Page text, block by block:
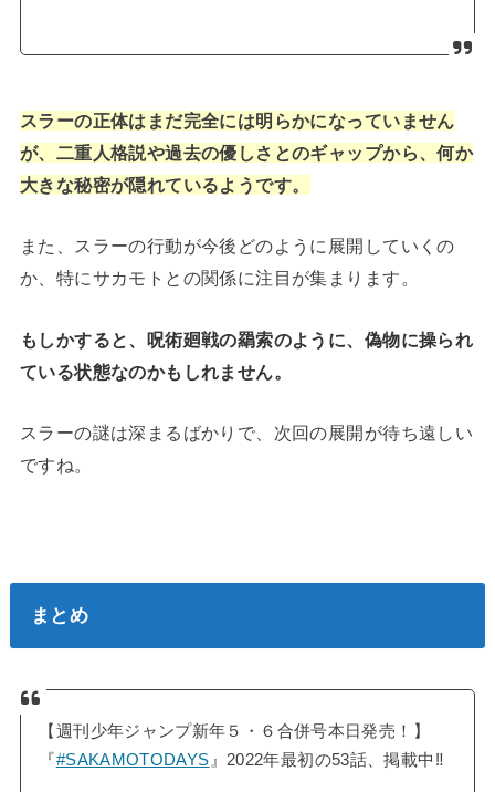
スラーの正体はまだ完全には明らかになっていません
が、二重人格説や過去の優しさとのギャップから、何か
大きな秘密が隠れているようです。
また、スラーの行動が今後どのように展開していくの
か、特にサカモトとの関係に注目が集まります。
もしかすると、呪術廻戦の羂索のように、偽物に操られ
ている状態なのかもしれません。
スラーの謎は深まるばかりで、次回の展開が待ち遠しい
ですね。
まとめ
【週刊少年ジャンプ新年５・６合併号本日発売！】
『#SAKAMOTODAYS 』2022年最初の53話、掲載中‼️